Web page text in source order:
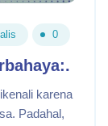
0
karena
Padahal,